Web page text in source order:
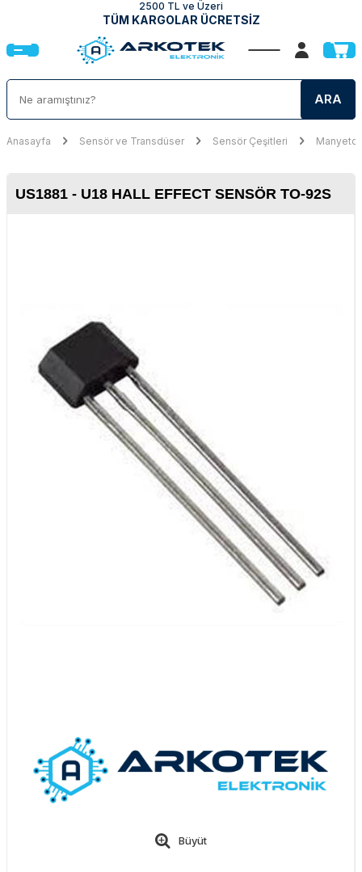
2500 TL ve Üzeri
TÜM KARGOLAR ÜCRETSİZ
ARA
Anasayfa Sensör ve Transdüser Sensör Çeşitleri Manyeto
US1881 - U18 HALL EFFECT SENSÖR TO-92S
Büyüt